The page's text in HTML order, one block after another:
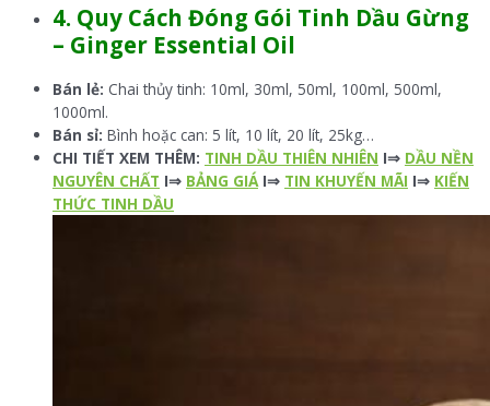
4. Quy Cách Đóng Gói Tinh Dầu Gừng
– Ginger Essential Oil
Bán lẻ: Chai thủy tinh: 10ml, 30ml, 50ml, 100ml, 500ml,
1000ml.
Bán sỉ: Bình hoặc can: 5 lít, 10 lít, 20 lít, 25kg…
CHI TIẾT XEM THÊM: TINH DẦU THIÊN NHIÊN I⇒ DẦU NỀN
NGUYÊN CHẤT I⇒ BẢNG GIÁ I⇒ TIN KHUYẾN MÃI I⇒ KIẾN
THỨC TINH DẦU